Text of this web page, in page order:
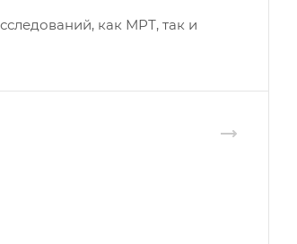
как МРТ, так и